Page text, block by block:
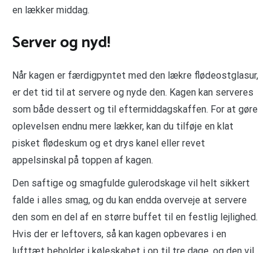
en lækker middag.
Server og nyd!
Når kagen er færdigpyntet med den lækre flødeostglasur,
er det tid til at servere og nyde den. Kagen kan serveres
som både dessert og til eftermiddagskaffen. For at gøre
oplevelsen endnu mere lækker, kan du tilføje en klat
pisket flødeskum og et drys kanel eller revet
appelsinskal på toppen af kagen.
Den saftige og smagfulde gulerodskage vil helt sikkert
falde i alles smag, og du kan endda overveje at servere
den som en del af en større buffet til en festlig lejlighed.
Hvis der er leftovers, så kan kagen opbevares i en
lufttæt beholder i køleskabet i op til tre dage, og den vil